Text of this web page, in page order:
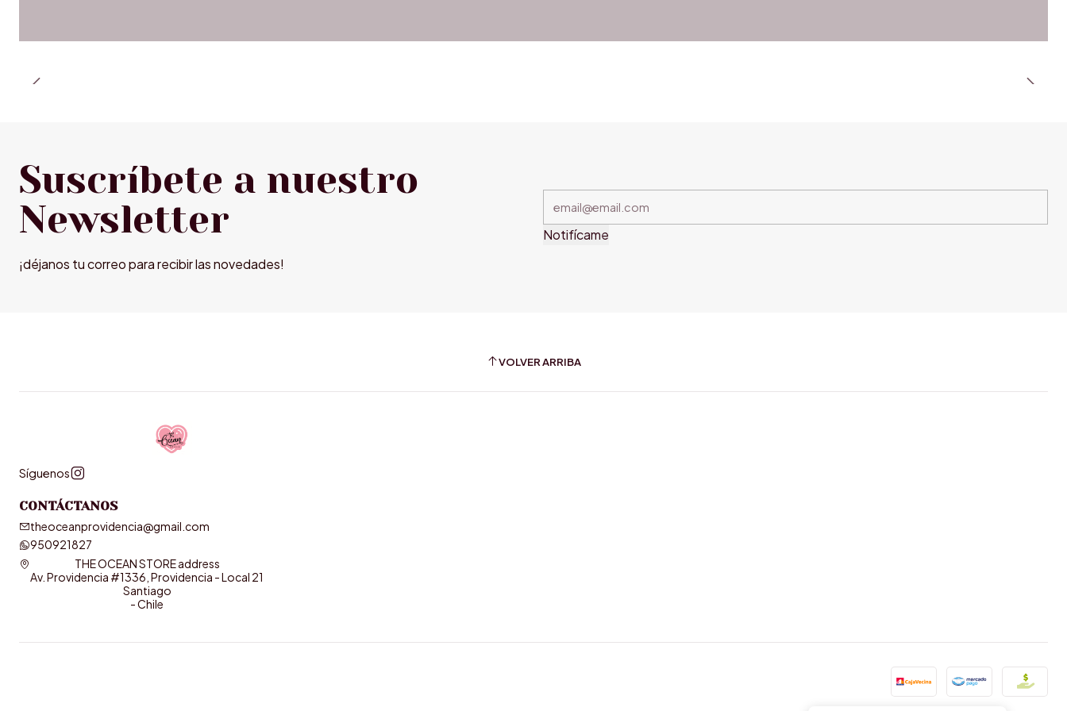
Suscríbete a nuestro
Newsletter
¡déjanos tu correo para recibir las novedades!
Notifícame
VOLVER ARRIBA
Síguenos
CONTÁCTANOS
theoceanprovidencia@gmail.com
950921827
THE OCEAN STORE address
Av. Providencia #1336, Providencia - Local 21
Santiago
- Chile